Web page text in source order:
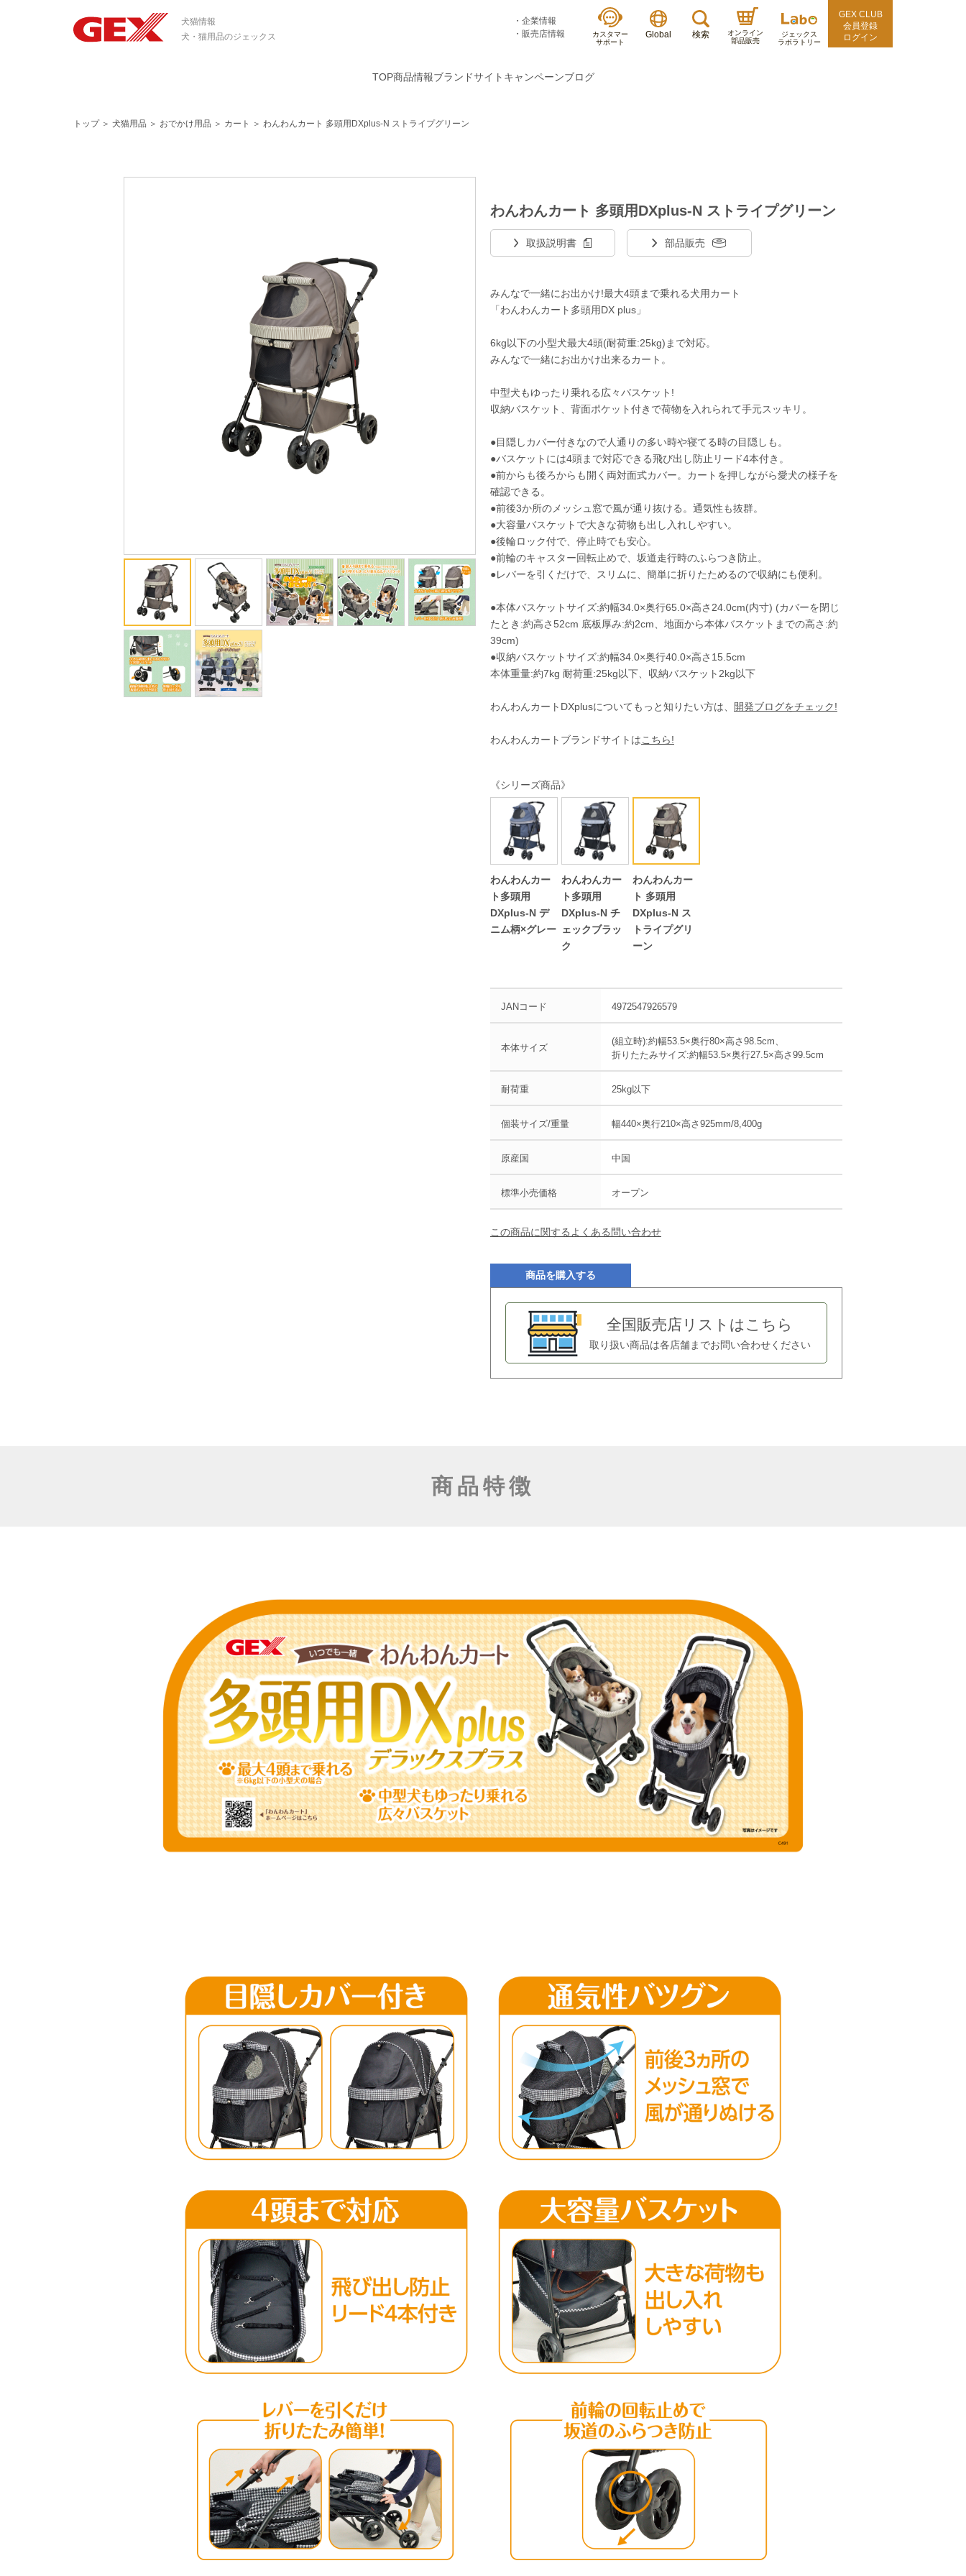
犬猫情報
犬・猫用品のジェックス
カスタマー
サポート
Global 検索
オンライン
部品販売
ジェックス
ラボラトリー
TOP商品情報ブランドサイト キャンペーンブログ
企業情報
販売店情報
GEX CLUB
会員登録
ログイン
トップ＞ 犬猫用品 ＞ おでかけ用品 ＞ カート ＞ わんわんカート 多頭用DXplus-N ストライプグリーン
わんわんカート 多頭用DXplus-N ストライプグリーン
取扱説明書 部品販売
みんなで一緒にお出かけ!最大4頭まで乗れる犬用カート
「わんわんカート多頭用DX plus」
6kg以下の小型犬最大4頭(耐荷重:25kg)まで対応。
みんなで一緒にお出かけ出来るカート。
中型犬もゆったり乗れる広々バスケット!
収納バスケット、背面ポケット付きで荷物を入れられて手元スッキリ。
●目隠しカバー付きなので人通りの多い時や寝てる時の目隠しも。
●バスケットには4頭まで対応できる飛び出し防止リード4本付き。
●前からも後ろからも開く両対面式カバー。カートを押しながら愛犬の様子を
確認できる。
●前後3か所のメッシュ窓で風が通り抜ける。通気性も抜群。
●大容量バスケットで大きな荷物も出し入れしやすい。
●後輪ロック付で、停止時でも安心。
●前輪のキャスター回転止めで、坂道走行時のふらつき防止。
●レバーを引くだけで、スリムに、簡単に折りたためるので収納にも便利。
●本体バスケットサイズ:約幅34.0×奥行65.0×高さ24.0cm(内寸) (カバーを閉じ
たとき:約高さ52cm 底板厚み:約2cm、地面から本体バスケットまでの高さ:約
39cm)
●収納バスケットサイズ:約幅34.0×奥行40.0×高さ15.5cm
本体重量:約7kg 耐荷重:25kg以下、収納バスケット2kg以下
わんわんカートDXplusについてもっと知りたい方は、 開発ブログをチェック!
わんわんカートブランドサイトはこちら!
《シリーズ商品》
わんわんカー
ト多頭用
DXplus-N デ
ニム柄×グレー
わんわんカー
ト多頭用
DXplus-N チ
ェックブラッ
ク
わんわんカー
ト 多頭用
DXplus-N ス
トライプグリ
ーン
JANコード 4972547926579
本体サイズ
(組立時):約幅53.5×奥行80×高さ98.5cm、
折りたたみサイズ:約幅53.5×奥行27.5×高さ99.5cm
耐荷重 25kg以下
個装サイズ/重量 幅440×奥行210×高さ925mm/8,400g
原産国 中国
標準小売価格 オープン
この商品に関するよくある問い合わせ
商品を購入する
全国販売店リストはこちら
取り扱い商品は各店舗までお問い合わせください
商品特徴